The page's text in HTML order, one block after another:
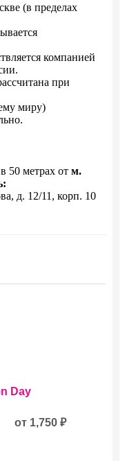
(в пределах
компанией
при
миру)
50 метрах от м.
д. 12/11, корп. 10
Day
от 1,750₽